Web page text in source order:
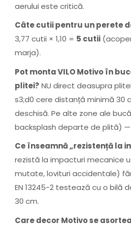
aerului este critică.
Câte cutii pentru un perete
3,77 cutii × 1,10 = 5 cutii
marja).
Pot monta VILO Motivo în
plitei? NU direct deasupra
s3;d0 cere distanță minimă 30
deschisă. Pe alte zone ale
backsplash departe de plită)
Ce înseamnă „rezistență la
rezistă la impacturi mecanice
mutate, lovituri accidentale)
EN 13245-2 testează cu o bilă
30 cm.
Care decor Motivo se